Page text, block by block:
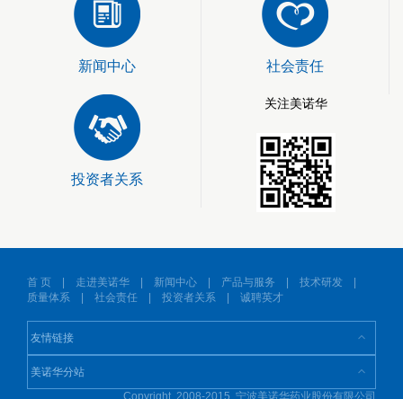
新闻中心 社会责任
投资者关系
关注美诺华
首 页 走进美诺华 新闻中心 产品与服务 技术研发
质量体系
社会责任 投资者关系 诚聘英才